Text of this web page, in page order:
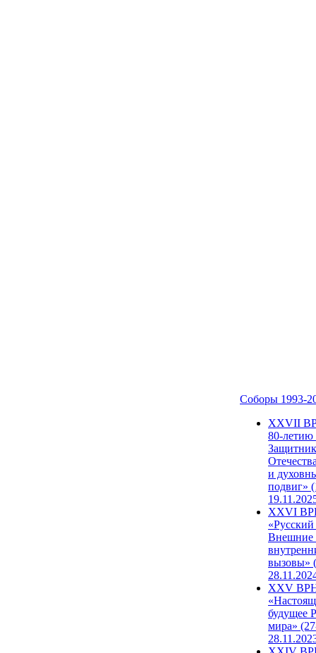
Соборы 1993-
ХХVII
80-
и
подвиг»
XXVI
Внешние
вызовы»
XXV
будущее
мира»